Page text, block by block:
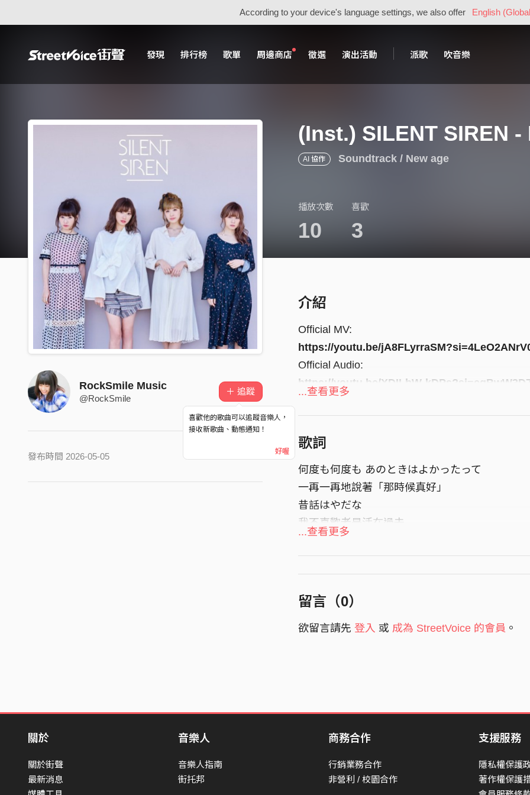
According to your device's language settings, we also offer English
發現 排行榜 歌單 周邊商店 徵選 演出活動 派歌 吹音樂
(Inst.) SILENT SIREN -
AI 協作 Soundtrack / New age
播放次數
10
喜歡
3
RockSmile Music
@RockSmile
＋ 追蹤
喜歡他的歌曲可以追蹤音樂人，
接收新歌曲、動態通知！
好喔
發布時間 2026-05-05
介紹
Official MV:
https://youtu.be/
Official Audio:
https://youtu.be/XDILbW-
I don't own anything in the audio, including the
owners. This audio is purely fan-made, and will
Music Credit:
Band: SILENT SIREN
Bass Guitar, Associated Performer: Ainyan
Associated Performer, Keyboards: Yukarun
...查看更多
歌詞
何度も何度も あのときはよかったって
一再一再地說著「那時候真好」
昔話はやだな
我不喜歡老是活在過去
君もあたしも もうそれなりの歳とか
你和我，都被說成到了這個年紀了
言われてんのかな
是不是也被這樣看待了呢
好きな人も物も 相変わらず ずっと
背叛一切奔跑、磨損之後浮現出來
ギリギリの毎日でも
影籍みして 今を確かめる
...查看更多
留言（0）
欲留言請先 登入 或 成為 StreetVoice 的會員 。
關於
關於街聲
最新消息
音樂人
音樂人指南
街托邦
商務合作
行銷業務合作
非營利 / 校園合作
支援服務
隱私權保護
著作權保護